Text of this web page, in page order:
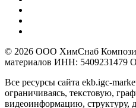
© 2026 ООО ХимСнаб
материалов ИНН: 5409231479
Все ресурсы сайта ekb.igc-
ограничиваясь, текстовую,
видеоинформацию, структуру,